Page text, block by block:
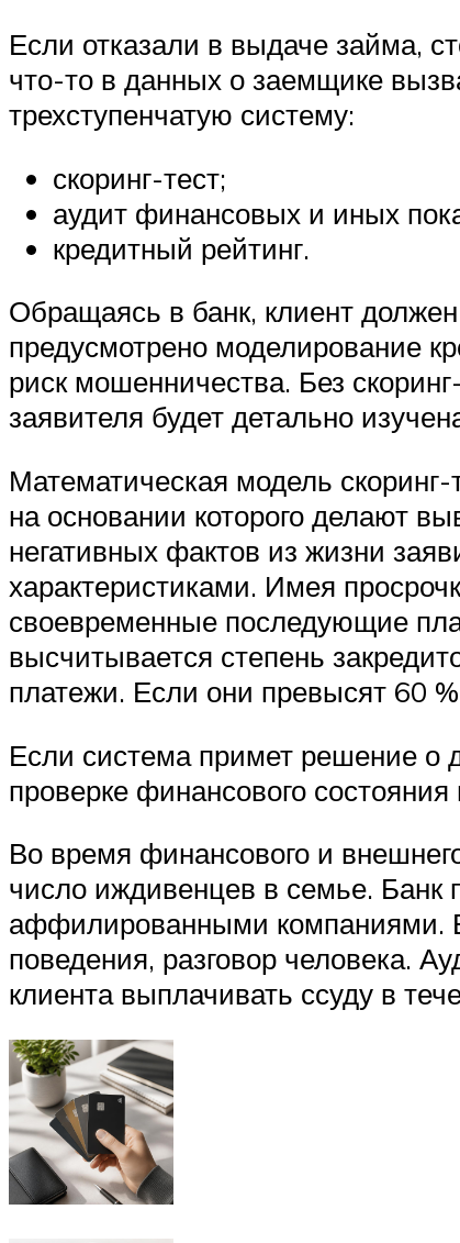
Если отказали в выдаче займа,
что-то в данных о заемщике
трехступенчатую систему:
скоринг-тест;
аудит финансовых и иных
кредитный рейтинг.
Обращаясь в банк, клиент
предусмотрено моделирование
риск мошенничества. Без
заявителя будет детально
Математическая модель
на основании которого делают
негативных фактов из жизни
характеристиками. Имея
своевременные последующие
высчитывается степень
платежи. Если они превысят 60
Если система примет решение о
проверке финансового
Во время финансового и
число иждивенцев в семье. Банк
аффилированными компаниями.
поведения, разговор человека.
клиента выплачивать ссуду в